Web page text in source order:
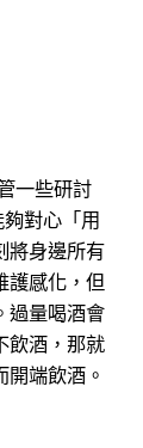
一些研討
對心「用
將身邊所有
護感化，但
過量喝酒會
飲酒，那就
端飲酒。